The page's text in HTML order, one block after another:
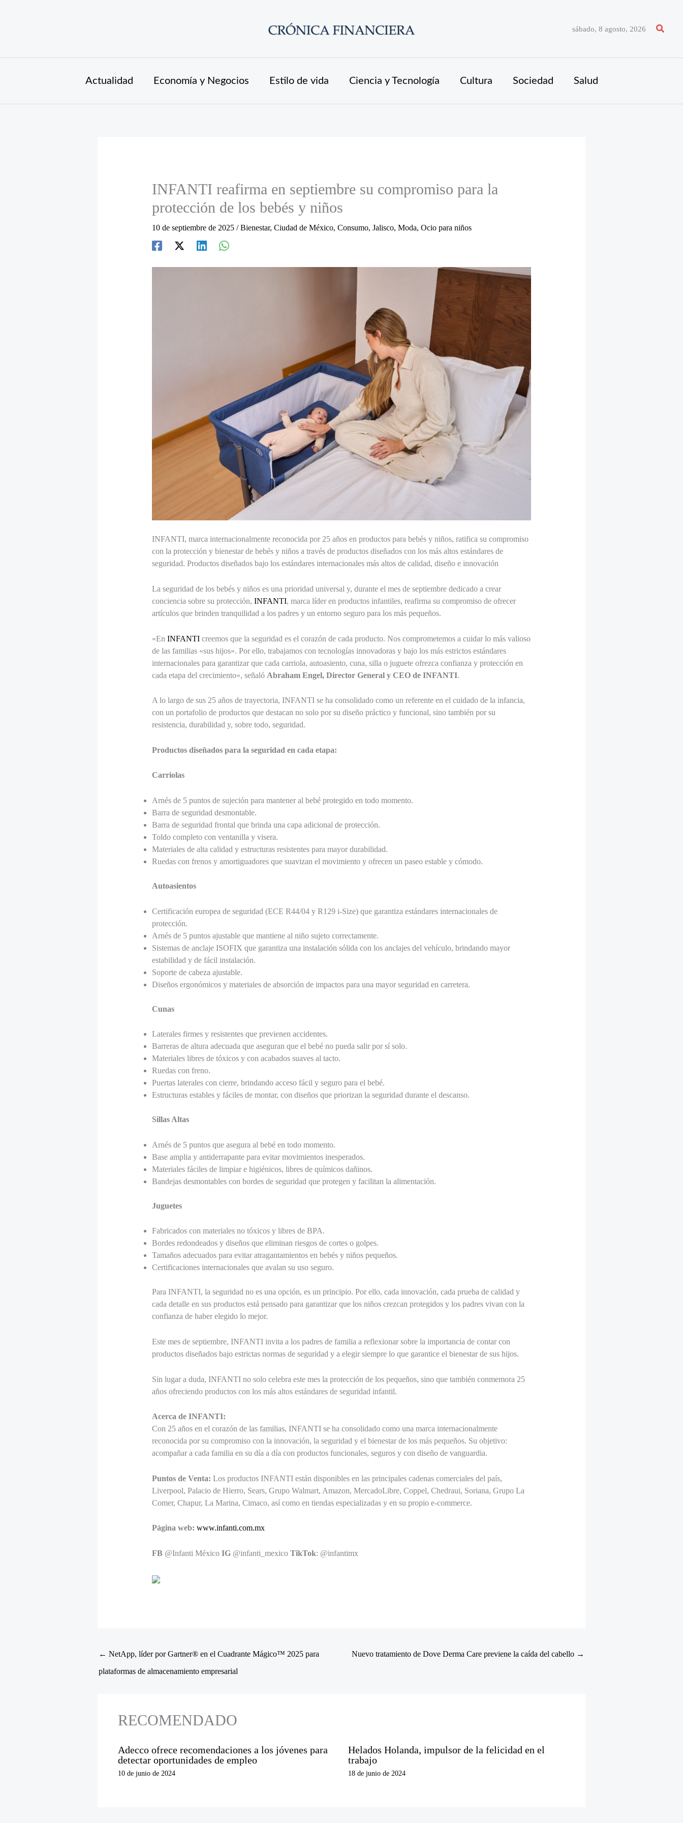
sábado, 8 agosto, 2026 Buscar
Actualidad Economía y Negocios Estilo de vida Ciencia y Tecnología Cultura Sociedad Salud
INFANTI reafirma en septiembre su compromiso para la
protección de los bebés y niños
10 de septiembre de 2025 /Bienestar, Ciudad de México, Consumo, Jalisco, Moda, Ocio para niños
INFANTI, marca internacionalmente reconocida por 25 años en productos para bebés y niños, ratifica su compromiso
con la protección y bienestar de bebés y niños a través de productos diseñados con los más altos estándares de
seguridad. Productos diseñados bajo los estándares internacionales más altos de calidad, diseño e innovación
La seguridad de los bebés y niños es una prioridad universal y, durante el mes de septiembre dedicado a crear
conciencia sobre su protección, INFANTI, marca líder en productos infantiles, reafirma su compromiso de ofrecer
artículos que brinden tranquilidad a los padres y un entorno seguro para los más pequeños.
«En INFANTIcreemos que la seguridad es el corazón de cada producto. Nos comprometemos a cuidar lo más valioso
de las familias «sus hijos». Por ello, trabajamos con tecnologías innovadoras y bajo los más estrictos estándares
internacionales para garantizar que cada carriola, autoasiento, cuna, silla o juguete ofrezca confianza y protección en
cada etapa del crecimiento», señaló Abraham Engel, Director General y CEO de INFANTI.
A lo largo de sus 25 años de trayectoria, INFANTI se ha consolidado como un referente en el cuidado de la infancia,
con un portafolio de productos que destacan no solo por su diseño práctico y funcional, sino también por su
resistencia, durabilidad y, sobre todo, seguridad.
Productos diseñados para la seguridad en cada etapa:
Carriolas
Arnés de 5 puntos de sujeción para mantener al bebé protegido en todo momento.
Barra de seguridad desmontable.
Barra de seguridad frontal que brinda una capa adicional de protección.
Toldo completo con ventanilla y visera.
Materiales de alta calidad y estructuras resistentes para mayor durabilidad.
Ruedas con frenos y amortiguadores que suavizan el movimiento y ofrecen un paseo estable y cómodo.
Autoasientos
Certificación europea de seguridad (ECE R44/04 y R129 i-Size) que garantiza estándares internacionales de
protección.
Arnés de 5 puntos ajustable que mantiene al niño sujeto correctamente.
Sistemas de anclaje ISOFIX que garantiza una instalación sólida con los anclajes del vehículo, brindando mayor
estabilidad y de fácil instalación.
Soporte de cabeza ajustable.
Diseños ergonómicos y materiales de absorción de impactos para una mayor seguridad en carretera.
Cunas
Laterales firmes y resistentes que previenen accidentes.
Barreras de altura adecuada que aseguran que el bebé no pueda salir por sí solo.
Materiales libres de tóxicos y con acabados suaves al tacto.
Ruedas con freno.
Puertas laterales con cierre, brindando acceso fácil y seguro para el bebé.
Estructuras estables y fáciles de montar, con diseños que priorizan la seguridad durante el descanso.
Sillas Altas
Arnés de 5 puntos que asegura al bebé en todo momento.
Base amplia y antiderrapante para evitar movimientos inesperados.
Materiales fáciles de limpiar e higiénicos, libres de químicos dañinos.
Bandejas desmontables con bordes de seguridad que protegen y facilitan la alimentación.
Juguetes
Fabricados con materiales no tóxicos y libres de BPA.
Bordes redondeados y diseños que eliminan riesgos de cortes o golpes.
Tamaños adecuados para evitar atragantamientos en bebés y niños pequeños.
Certificaciones internacionales que avalan su uso seguro.
Para INFANTI, la seguridad no es una opción, es un principio. Por ello, cada innovación, cada prueba de calidad y
cada detalle en sus productos está pensado para garantizar que los niños crezcan protegidos y los padres vivan con la
confianza de haber elegido lo mejor.
Este mes de septiembre, INFANTI invita a los padres de familia a reflexionar sobre la importancia de contar con
productos diseñados bajo estrictas normas de seguridad y a elegir siempre lo que garantice el bienestar de sus hijos.
Sin lugar a duda, INFANTI no solo celebra este mes la protección de los pequeños, sino que también conmemora 25
años ofreciendo productos con los más altos estándares de seguridad infantil.
Acerca de INFANTI:
Con 25 años en el corazón de las familias, INFANTI se ha consolidado como una marca internacionalmente
reconocida por su compromiso con la innovación, la seguridad y el bienestar de los más pequeños. Su objetivo:
acompañar a cada familia en su día a día con productos funcionales, seguros y con diseño de vanguardia.
Puntos de Venta: Los productos INFANTI están disponibles en las principales cadenas comerciales del país,
Liverpool, Palacio de Hierro, Sears, Grupo Walmart, Amazon, MercadoLibre, Coppel, Chedraui, Soriana, Grupo La
Comer, Chapur, La Marina, Cimaco, así como en tiendas especializadas y en su propio e-commerce.
Página web: www.infanti.com.mx
FB @Infanti México IG@infanti_mexico TikTok: @infantimx
← NetApp, líder por Gartner® en el Cuadrante Mágico™ 2025 para
plataformas de almacenamiento empresarial
Nuevo tratamiento de Dove Derma Care previene la caída del cabello →
RECOMENDADO
Adecco ofrece recomendaciones a los jóvenes para
detectar oportunidades de empleo
10 de junio de 2024
Helados Holanda, impulsor de la felicidad en el
trabajo
18 de junio de 2024